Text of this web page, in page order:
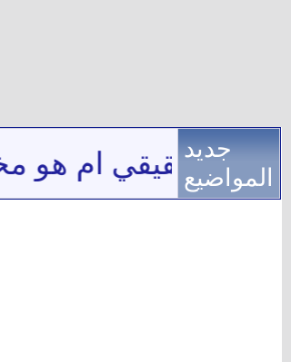
اسم حقيقي ام هو
جديد
المواضيع